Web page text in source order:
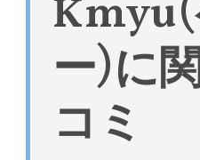
ー)に
コミ